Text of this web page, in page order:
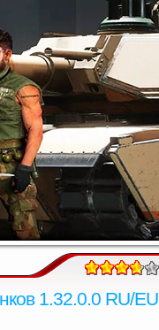
1.32.0.0 RU/EU